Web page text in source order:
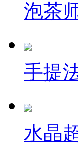
泡茶
手提
水晶